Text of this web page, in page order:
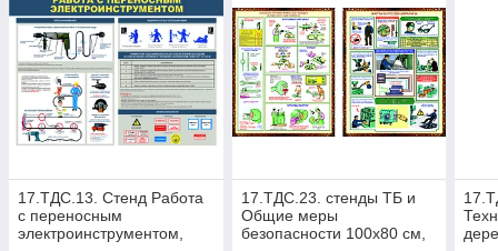
17.ТДС.13. Стенд Работа
с переносным
электроинструментом,
17.ТДС.23. стенды ТБ и
Общие меры
безопасности 100х80 см,